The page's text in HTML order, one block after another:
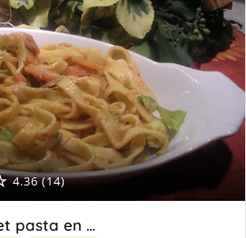
4.36 (14)
pasta en …